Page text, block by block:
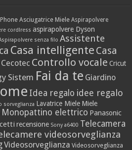
Asciugatrice Miele Aspirapolvere
cordlress aspirapolvere Dyson
senza filo Assistente
Casa intelligente Casa
Cecotec Controllo vocale Cricut
Sistem Fai da te Giardino
Idea regalo idee regalo
sorveglianza Lavatrice Miele Miele
Monopattino elettrico Panasonic
recensione Sony a6400 Telecamera
videosorveglianza
Videosorveglianza Videosorveglianza